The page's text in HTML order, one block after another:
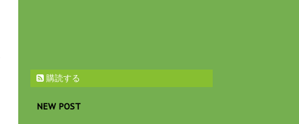
購読する
NEW POST